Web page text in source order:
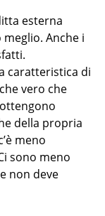
esterna
Anche i
caratteristica di
vero che
della propria
meno
sono meno
non deve